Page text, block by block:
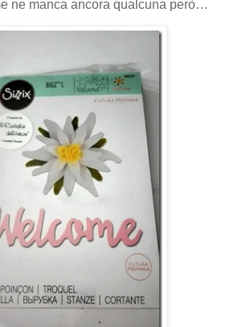
ne manca ancora qualcuna però…